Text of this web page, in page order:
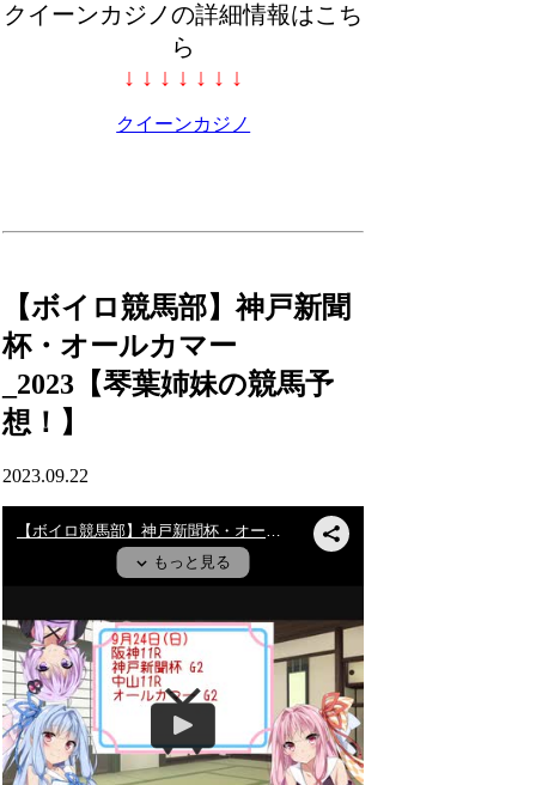
クイーンカジノの詳細情報はこち
ら
↓ ↓ ↓ ↓ ↓ ↓ ↓
クイーンカジノ
【ボイロ競馬部】神戸新聞
杯・オールカマー
_2023【琴葉姉妹の競馬予
想！】
2023.09.22